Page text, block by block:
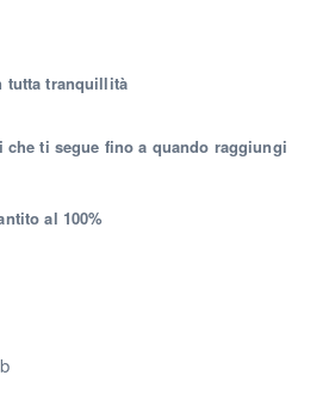
tutta tranquillità
che ti segue fino a quando raggiungi
al 100%